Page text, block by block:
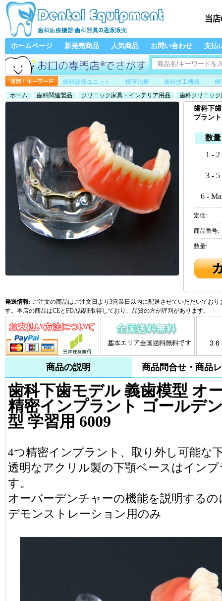
ホームページ 新発売商品 人気商品 お問い合わせ 支払
歯科診療ユニット 根管治療 歯科技工機器
根
ホーム
歯科関連製品 クリニック家具・インテリア用品
歯科クリニッ
歯科下
プラン
数量
1 - 2
3 - 5
6 -
定価:
商品番号:
数量:
発送情報: ご注文の商品はご注文日より3営業日以内に配送させていただいてお
す。本店の商品はCEとFDA認証取得しており、品質の方が評判があります。
商品の説明 商品問合せ・商品
歯科下歯モデル 義歯模型 オ
精密インプラント ゴールデ
型 学習用 6009
4つ精密インプラント、取り外し可能な
透明なアクリル製の下顎ベースはイン
す。
オーバーデンチャーの機能を説明する
デモンストレーション用のみ